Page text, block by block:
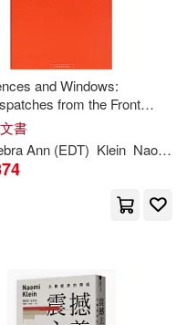
Econ
and Windows:
from the Front
of the Globalization
書
Ann (EDT) Klein Naomi